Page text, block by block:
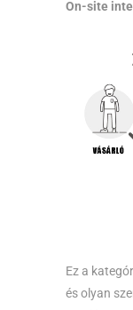
On-site
Ez a
és olyan